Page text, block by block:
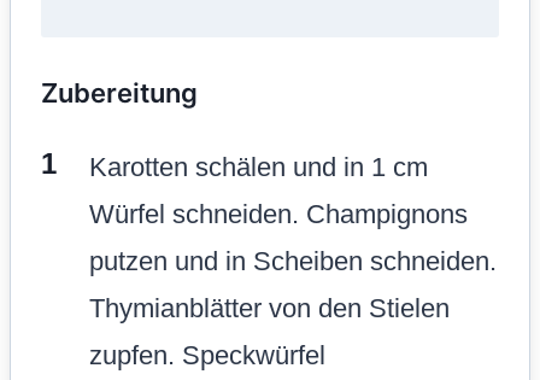
Zubereitung
Karotten schälen und in 1 cm
Würfel schneiden. Champignons
putzen und in Scheiben schneiden.
Thymianblätter von den Stielen
zupfen. Speckwürfel